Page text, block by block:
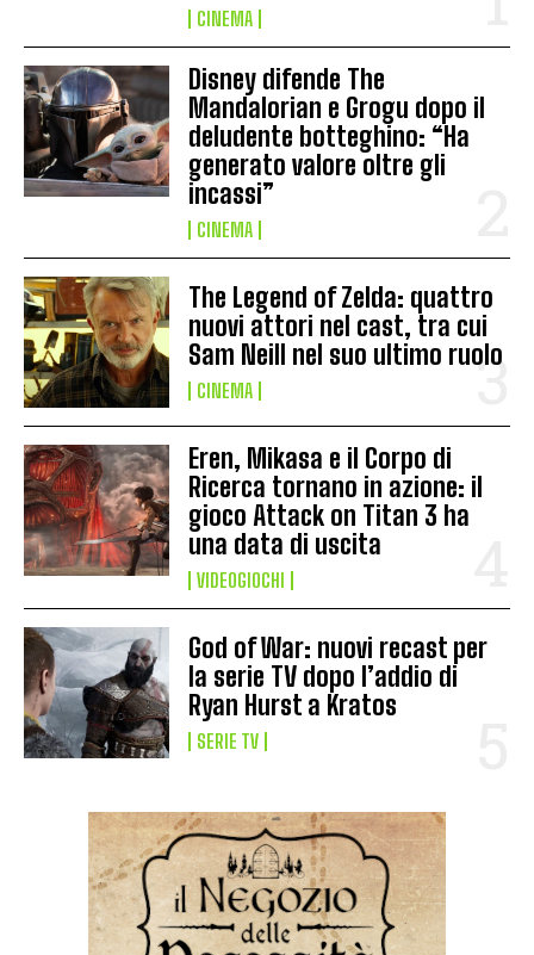
CINEMA
Disney difende The
Mandalorian e Grogu dopo il
deludente botteghino: “Ha
generato valore oltre gli
incassi”
CINEMA
The Legend of Zelda: quattro
nuovi attori nel cast, tra cui
Sam Neill nel suo ultimo ruolo
CINEMA
Eren, Mikasa e il Corpo di
Ricerca tornano in azione: il
gioco Attack on Titan 3 ha
una data di uscita
VIDEOGIOCHI
God of War: nuovi recast per
la serie TV dopo l’addio di
Ryan Hurst a Kratos
SERIE TV